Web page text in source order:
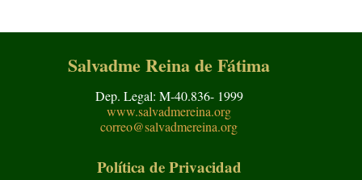
Salvadme Reina de Fátima
Dep. Legal: M-40.836- 1999
www.salvadmereina.org
correo@salvadmereina.org
Política de Privacidad